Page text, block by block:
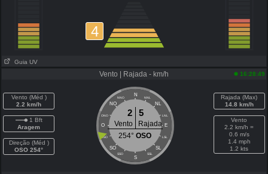
4
Guia UV
Vento | Rajada - km/h 16:28:49
Vento (Méd )
2.2 km/h
1 Bft
Aragem
Direção (Méd )
OSO 254°
N
NNO NNL
NO NL
ONO LNL
O E
OSO LSL
SO SL
SSO SSL
S
2 5
Vento
Rajada
254°OSO
Rajada (Max)
14.8 km/h
Vento
2.2 km/h =
0.6 m/s
1.4 mph
1.2 kts